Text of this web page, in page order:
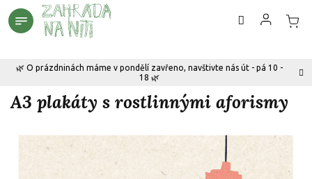
Přejít
na
🌿 O prázdninách máme v pondělí zavřeno, navštivte nás út - pá 10 -
18 🌿
A3 plakáty s rostlinnými aforismy